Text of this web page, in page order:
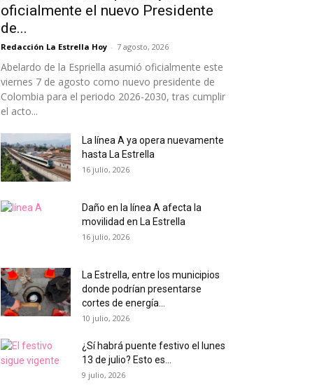
oficialmente el nuevo Presidente
de...
Redacción La Estrella Hoy - 7 agosto, 2026
Abelardo de la Espriella asumió oficialmente este
viernes 7 de agosto como nuevo presidente de
Colombia para el periodo 2026-2030, tras cumplir
el acto...
La línea A ya opera nuevamente
hasta La Estrella
16 julio, 2026
Daño en la línea A afecta la
movilidad en La Estrella
16 julio, 2026
La Estrella, entre los municipios
donde podrían presentarse
cortes de energía...
10 julio, 2026
¿Sí habrá puente festivo el lunes
13 de julio? Esto es...
9 julio, 2026